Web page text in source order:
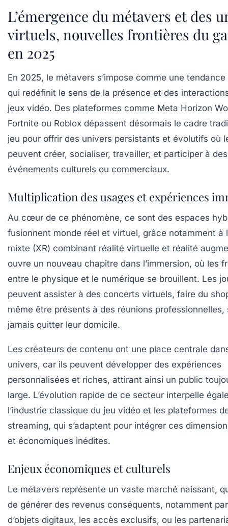
L’émergence du métavers et des
virtuels, nouvelles frontières du
en 2025
En 2025, le métavers s’impose comme une
qui redéfinit le sens de la présence et des
jeux vidéo. Des plateformes comme Meta Horizon
Fortnite ou Roblox dépassent désormais le cadre
jeu pour offrir des univers persistants et évolutifs où
peuvent créer, socialiser, travailler, et participer à des
événements culturels ou commerciaux.
Multiplication des usages et expériences
Au cœur de ce phénomène, ce sont des espaces
fusionnent monde réel et virtuel, grâce notamment à
mixte (XR) combinant réalité virtuelle et réalité
ouvre un nouveau chapitre dans l’immersion, où les
entre le physique et le numérique se brouillent. Les
peuvent assister à des concerts virtuels, faire du
même être présents à des réunions professionnelles,
jamais quitter leur domicile.
Les créateurs de contenu ont une place centrale
univers, car ils peuvent développer des expériences
personnalisées et riches, attirant ainsi un public
large. L’évolution rapide de ce secteur interpelle
l’industrie classique du jeu vidéo et les plateformes
streaming, qui s’adaptent pour intégrer ces
et économiques inédites.
Enjeux économiques et culturels
Le métavers représente un vaste marché naissant,
de générer des revenus conséquents, notamment
d’objets digitaux, les accès exclusifs, ou les